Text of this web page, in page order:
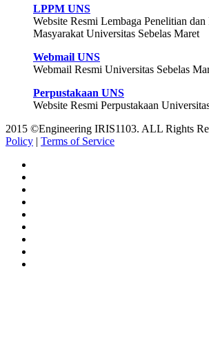
LPPM UNS
Website Resmi Lembaga Penelitian dan
Masyarakat Universitas Sebelas Maret
Webmail UNS
Webmail Resmi Universitas Sebelas
Perpustakaan UNS
Website Resmi Perpustakaan
2015 ©Engineering IRIS1103. ALL Rights
Policy | Terms of Service